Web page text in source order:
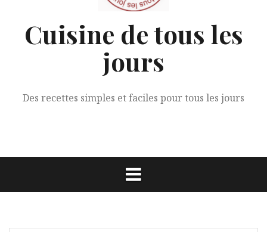
Cuisine de tous les
jours
Des recettes simples et faciles pour tous les jours